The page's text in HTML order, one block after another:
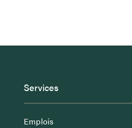
Services
Emplois